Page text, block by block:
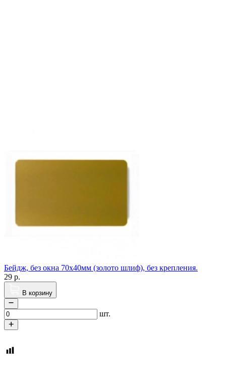
Бейдж, без окна 70х40мм (золото шлиф), без крепления.
29 р.
В корзину
шт.